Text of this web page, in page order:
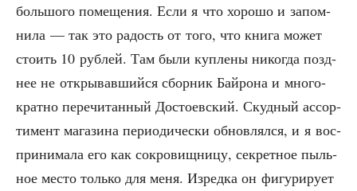
боль­шо­го поме­ще­ния. Если я что хоро­шо и запом­
ни­ла — так это радость от того, что кни­га может
сто­ить 10 руб­лей. Там были куп­ле­ны нико­гда позд­
нее не откры­вав­ший­ся сбор­ник Бай­ро­на и мно­го­
крат­но пере­чи­тан­ный Досто­ев­ский. Скуд­ный ассор­
ти­мент мага­зи­на пери­о­ди­че­ски обнов­лял­ся, и я вос­
при­ни­ма­ла его как сокро­вищ­ни­цу, сек­рет­ное пыль­
ное место толь­ко для меня. Изред­ка он фигу­ри­ру­ет